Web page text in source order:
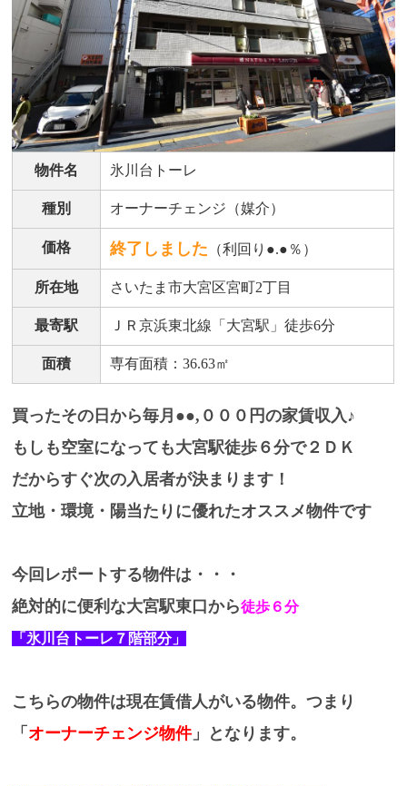
物件名 氷川台トーレ
種別 オーナーチェンジ（媒介）
価格 終了しました （利回り●.●％）
所在地 さいたま市大宮区宮町2丁目
最寄駅 ＪＲ京浜東北線「大宮駅」徒歩6分
面積 専有面積：36.63㎡
買ったその日から毎月●●,０００円の家賃収入♪
もしも空室になっても大宮駅徒歩６分で２ＤＫ
だからすぐ次の入居者が決まります！
立地・環境・陽当たりに優れたオススメ物件です
今回レポートする物件は・・・
絶対的に便利な大宮駅東口から徒歩６分
「氷川台トーレ７階部分」
こちらの物件は現在賃借人がいる物件。つまり
「 オーナーチェンジ物件」となります。